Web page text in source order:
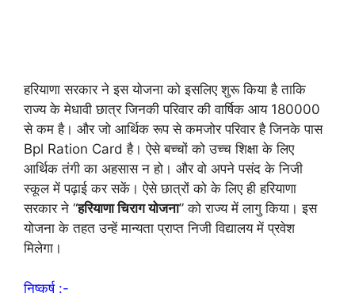
हरियाणा सरकार ने इस योजना को इसलिए शुरू किया है ताकि
राज्य के मेधावी छात्र जिनकी परिवार की वार्षिक आय 180000
से कम है। और जो आर्थिक रूप से कमजोर परिवार है जिनके पास
Bpl Ration Card है। ऐसे बच्चों को उच्च शिक्षा के लिए
आर्थिक तंगी का अहसास न हो। और वो अपने पसंद के निजी
स्कूल में पढ़ाई कर सकें। ऐसे छात्रों को के लिए ही हरियाणा
सरकार ने “हरियाणा चिराग योजना” को राज्य में लागु किया। इस
योजना के तहत उन्हें मान्यता प्राप्त निजी विद्यालय में प्रवेश
मिलेगा।
निष्कर्ष :-